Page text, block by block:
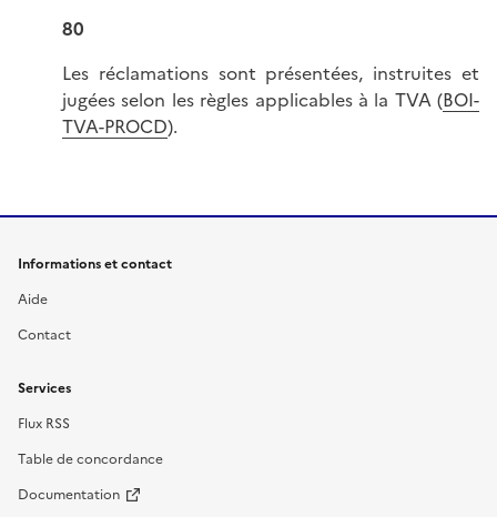
80
Les réclamations sont présentées, instruites et
jugées selon les règles applicables à la TVA (BOI-
TVA-PROCD).
Informations et contact
Aide
Contact
Services
Flux RSS
Table de concordance
Documentation